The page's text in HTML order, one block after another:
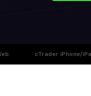
cTrader iPhone/